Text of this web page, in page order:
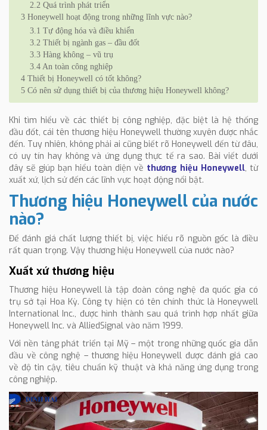
2.2 Quá trình phát triển
3 Honeywell hoạt động trong những lĩnh vực nào?
3.1 Tự động hóa và điều khiển
3.2 Thiết bị ngành gas – đầu đốt
3.3 Hàng không – vũ trụ
3.4 An toàn công nghiệp
4 Thiết bị Honeywell có tốt không?
5 Có nên sử dụng thiết bị của thương hiệu Honeywell không?
Khi tìm hiểu về các thiết bị công nghiệp, đặc biệt là hệ thống
đầu đốt, cái tên thương hiệu Honeywell thường xuyên được nhắc
đến. Tuy nhiên, không phải ai cũng biết rõ Honeywell đến từ đâu,
có uy tín hay không và ứng dụng thực tế ra sao. Bài viết dưới
đây sẽ giúp bạn hiểu toàn diện về thương hiệu Honeywell, từ
xuất xứ, lịch sử đến các lĩnh vực hoạt động nổi bật.
Thương hiệu Honeywell của nước
nào?
Để đánh giá chất lượng thiết bị, việc hiểu rõ nguồn gốc là điều
rất quan trọng. Vậy thương hiệu Honeywell của nước nào?
Xuất xứ thương hiệu
Thương hiệu Honeywell là tập đoàn công nghệ đa quốc gia có
trụ sở tại Hoa Kỳ. Công ty hiện có tên chính thức là Honeywell
International Inc., được hình thành sau quá trình hợp nhất giữa
Honeywell Inc. và AlliedSignal vào năm 1999.
Với nền tảng phát triển tại Mỹ – một trong những quốc gia dẫn
đầu về công nghệ – thương hiệu Honeywell được đánh giá cao
về độ tin cậy, tiêu chuẩn kỹ thuật và khả năng ứng dụng trong
công nghiệp.